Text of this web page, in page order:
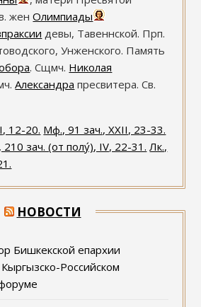
женОлимпиады
девы, Тавеннской. Прп.
Унженского. Память
. Сщмч. Николая
Александра пресвитера. Св.
12-20. Мф., 91 зач., XXII, 23-33.
210 зач. (от полу́), IV, 22-31. Лк.,
НОВОСТИ
Бишкекской епархии
Российском